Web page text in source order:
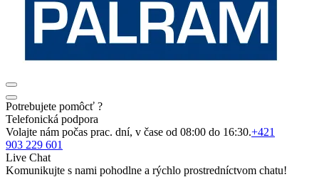
Potrebujete pomôcť ?
Telefonická podpora
Volajte nám počas prac. dní, v čase od 08:00 do 16:30.+421
903 229 601
Live Chat
Komunikujte s nami pohodlne a rýchlo prostredníctvom chatu!